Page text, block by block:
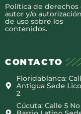
Política de derechos
autor y/o autorización
de uso sobre los
contenidos.
CONTACTO
Floridablanca:
Antigua Sede
2
Cúcuta: Calle 5